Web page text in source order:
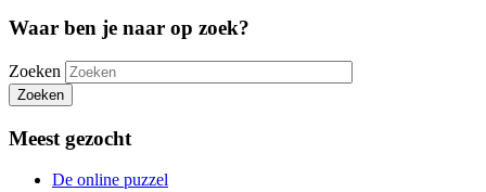
Waar ben je naar op zoek?
Zoeken
Zoeken
Meest gezocht
De online puzzel